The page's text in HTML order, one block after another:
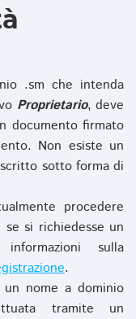
.sm che intenda
Proprietario, deve
documento firmato
Non esiste un
sotto forma di
procedere
si richiedesse un
sulla
.
nome a dominio
tramite un